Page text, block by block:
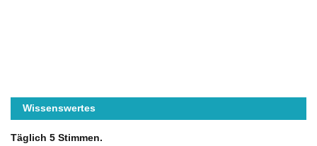
Wissenswertes
Täglich 5 Stimmen.